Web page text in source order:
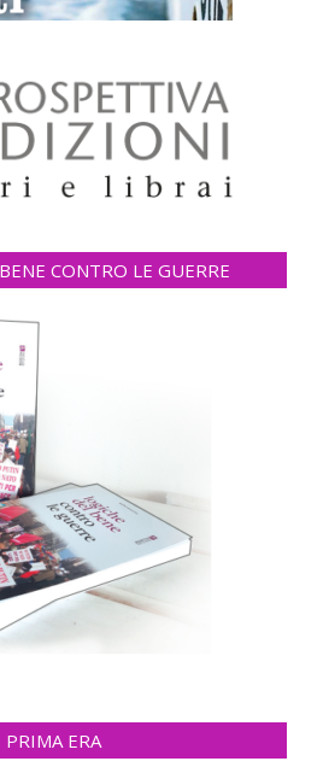
CONTRO LE GUERRE
PRIMA ERA